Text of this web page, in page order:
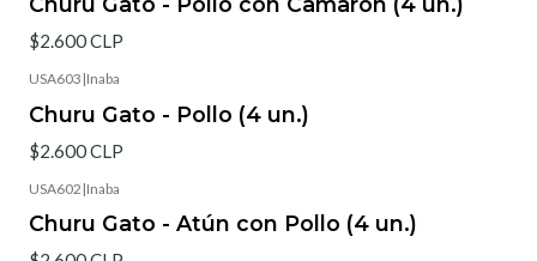
$2.600 CLP
USA603 |Inaba
Churu Gato - Pollo (4 un.)
$2.600 CLP
USA602 |Inaba
Churu Gato - Atún con Pollo (4 un.)